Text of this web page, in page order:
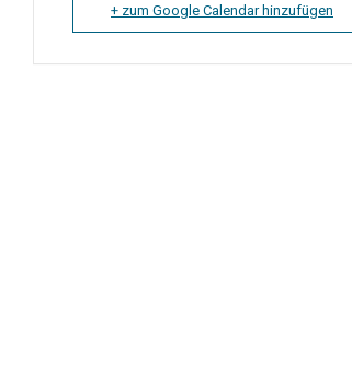
+ zum Google Calendar hinzufügen